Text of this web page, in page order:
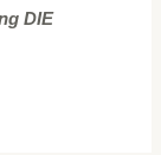
DIE